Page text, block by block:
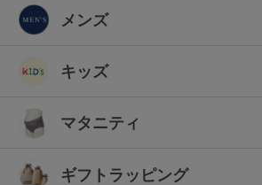
メンズ
キッズ
マタニティ
ギフトラッピング